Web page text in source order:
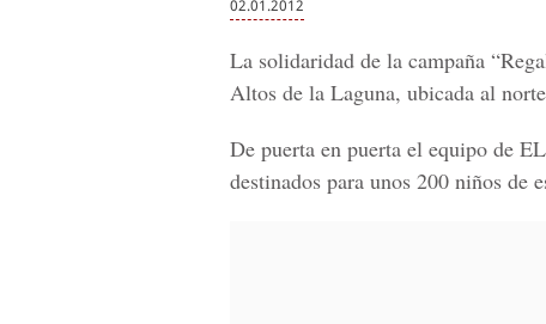
02.01.2012
La solidaridad de la campaña
Altos de la Laguna, ubicada al
De puerta en puerta el equipo de
destinados para unos 200 niños de